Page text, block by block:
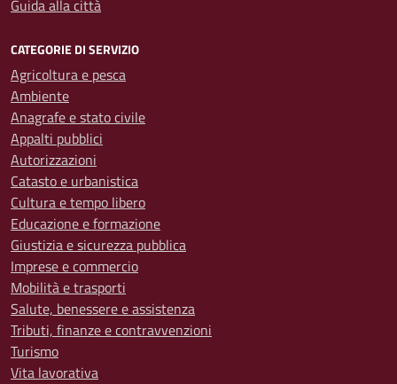
Guida alla città
CATEGORIE DI SERVIZIO
Agricoltura e pesca
Ambiente
Anagrafe e stato civile
Appalti pubblici
Autorizzazioni
Catasto e urbanistica
Cultura e tempo libero
Educazione e formazione
Giustizia e sicurezza pubblica
Imprese e commercio
Mobilità e trasporti
Salute, benessere e assistenza
Tributi, finanze e contravvenzioni
Turismo
Vita lavorativa